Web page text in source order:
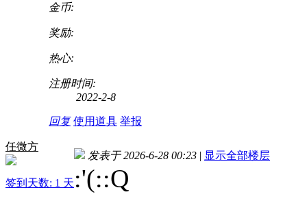
金币:
奖励:
热心:
注册时间:
2022-2-8
回复 使用道具 举报
任微方
签到天数: 1 天
发表于 2026-6-28 00:23 | 显示全部楼层
:'(::Q